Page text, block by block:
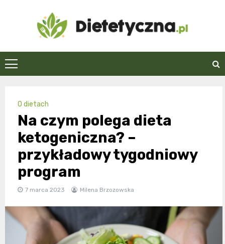
Dietetyczna.pl
O dietach
Na czym polega dieta
ketogeniczna? –
przykładowy tygodniowy
program
7 marca 2023 Milena Brzozowska